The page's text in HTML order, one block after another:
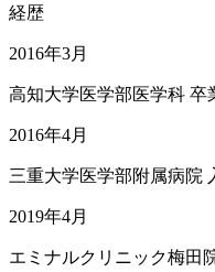
経歴
2016年3月
高知大学医学部医学科 卒
2016年4月
三重大学医学部附属病院
2019年4月
エミナルクリニック梅田